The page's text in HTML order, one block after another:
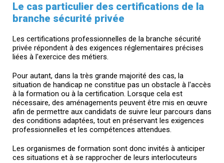
Le cas particulier des certifications de la
branche sécurité privée
Les certifications professionnelles de la branche sécurité
privée répondent à des exigences réglementaires précises
liées à l'exercice des métiers.
Pour autant, dans la très grande majorité des cas, la
situation de handicap ne constitue pas un obstacle à l'accès
à la formation ou à la certification. Lorsque cela est
nécessaire, des aménagements peuvent être mis en œuvre
afin de permettre aux candidats de suivre leur parcours dans
des conditions adaptées, tout en préservant les exigences
professionnelles et les compétences attendues.
Les organismes de formation sont donc invités à anticiper
ces situations et à se rapprocher de leurs interlocuteurs